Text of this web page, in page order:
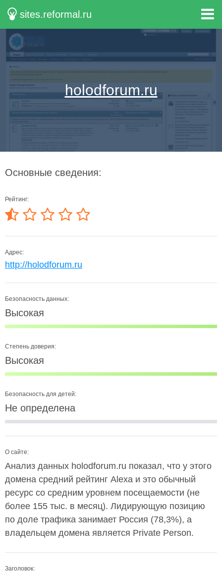
sites.reformal.ru
holodforum.ru
Основные сведения:
Рейтинг:
Адрес:
http://holodforum.ru
Безопасность данных:
Высокая
Степень доверия:
Высокая
Безопасность для детей:
Не определена
О сайте:
Анализ данных holodforum.ru показал, что у этого
домена средний рейтинг Alexa и это обычный
ресурс со средним уровнем посещаемости (не
более 155 тыс. в месяц). Лидирующую позицию
по доле трафика занимает Россия (78,3%), а
владельцем домена является Private Person.
Заголовок: